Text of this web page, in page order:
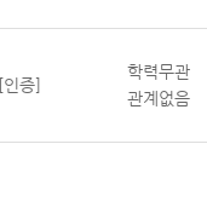
[인증]
학력무관
관계없음